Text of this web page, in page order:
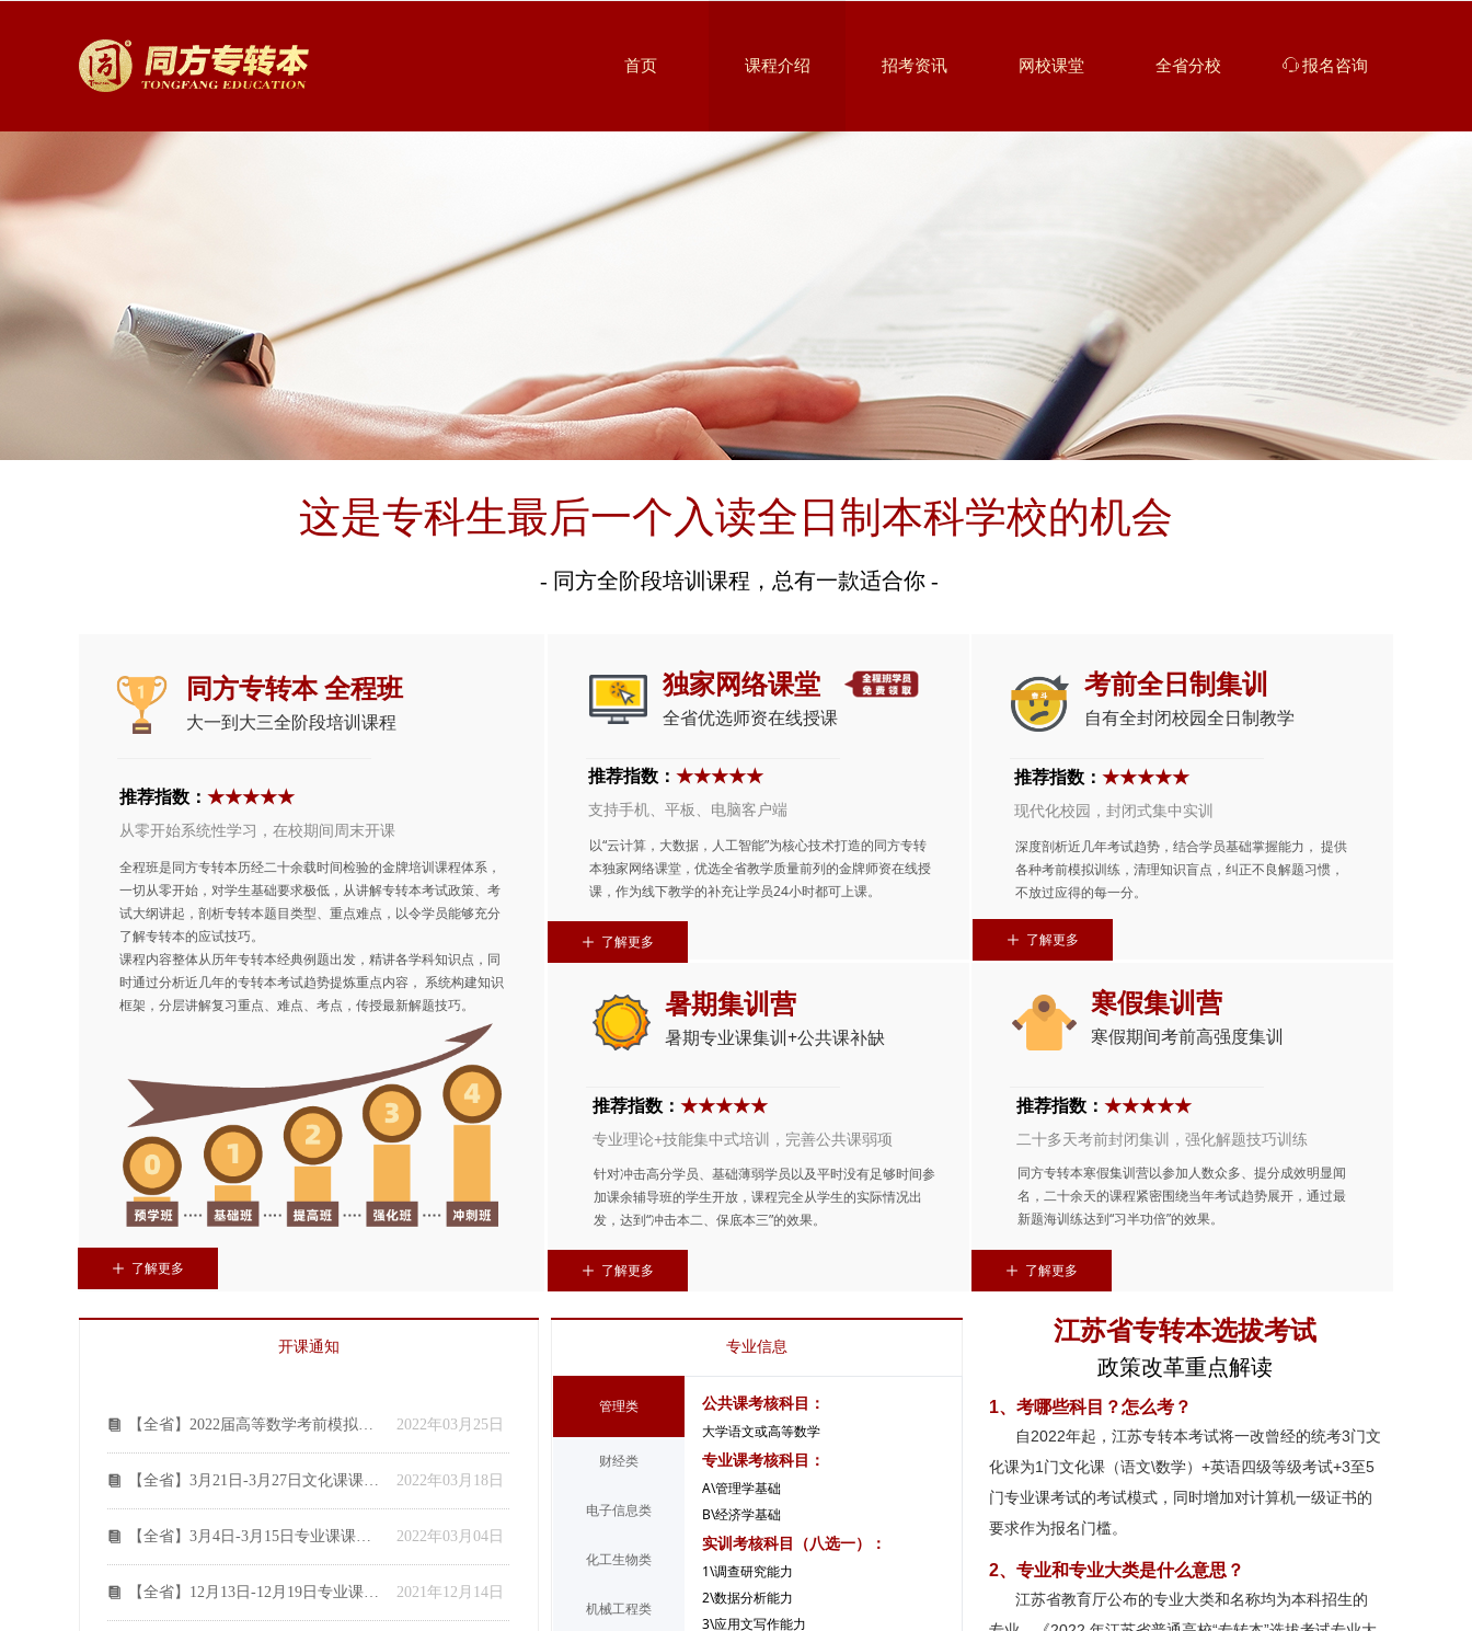
首页 课程介绍 招考资讯 网校课堂 全省分校 ꁱ 报名咨询
这是专科生最后一个入读全日制本科学校的机会
- 同方全阶段培训课程，总有一款适合你 -
同方专转本 全程班
大一到大三全阶段培训课程
ꄸ 了解更多
全程班是同方专转本历经二十余载时间检验的金牌培训课程体系，
一切从零开始，对学生基础要求极低，从讲解专转本考试政策、考
试大纲讲起，剖析专转本题目类型、重点难点，以令学员能够充分
了解专转本的应试技巧。
课程内容整体从历年专转本经典例题出发，精讲各学科知识点，同
时通过分析近几年的专转本考试趋势提炼重点内容， 系统构建知识
框架，分层讲解复习重点、难点、考点，传授最新解题技巧。
推荐指数： ★★★★★
从零开始系统性学习，在校期间周末开课
ꄸ 了解更多
以“云计算，大数据，人工智能”为核心技术打造的同方专转
本独家网络课堂，优选全省教学质量前列的金牌师资在线授
课，作为线下教学的补充让学员24小时都可上课。
独家网络课堂
全省优选师资在线授课
推荐指数： ★★★★★
支持手机、平板、电脑客户端
ꄸ 了解更多
针对冲击高分学员、基础薄弱学员以及平时没有足够时间参
加课余辅导班的学生开放，课程完全从学生的实际情况出
发，达到“冲击本二、保底本三”的效果。
推荐指数： ★★★★★
专业理论+技能集中式培训，完善公共课弱项
暑期集训营
暑期专业课集训+公共课补缺
ꄸ 了解更多
深度剖析近几年考试趋势，结合学员基础掌握能力， 提供
各种考前模拟训练，清理知识盲点，纠正不良解题习惯，
不放过应得的每一分。
考前全日制集训
自有全封闭校园全日制教学
推荐指数： ★★★★★
现代化校园，封闭式集中实训
ꄸ 了解更多
寒假集训营
寒假期间考前高强度集训
推荐指数： ★★★★★
二十多天考前封闭集训，强化解题技巧训练
同方专转本寒假集训营以参加人数众多、提分成效明显闻
名，二十余天的课程紧密围绕当年考试趋势展开，通过最
新题海训练达到“习半功倍”的效果。
开课通知
2022年03月25日
뀴 【全省】2022届高等数学考前模拟试卷讲解
2022年03月18日
뀴 【全省】3月21日-3月27日文化课课程安排
2022年03月04日
뀴 【全省】3月4日-3月15日专业课课程安排
2021年12月14日
뀴 【全省】12月13日-12月19日专业课课程安排
专业信息
管理类
财经类
电子信息类
化工生物类
机械工程类
公共课考核科目：
大学语文或高等数学
专业课考核科目：
A\管理学基础
B\经济学基础
实训考核科目（八选一）：
1\调查研究能力
2\数据分析能力
3\应用文写作能力
江苏省专转本选拔考试
政策改革重点解读
1、考哪些科目？怎么考？
自2022年起，江苏专转本考试将一改曾经的统考3门文
化课为1门文化课（语文\数学）+英语四级等级考试+3至5
门专业课考试的考试模式，同时增加对计算机一级证书的
要求作为报名门槛。
2、专业和专业大类是什么意思？
江苏省教育厅公布的专业大类和名称均为本科招生的